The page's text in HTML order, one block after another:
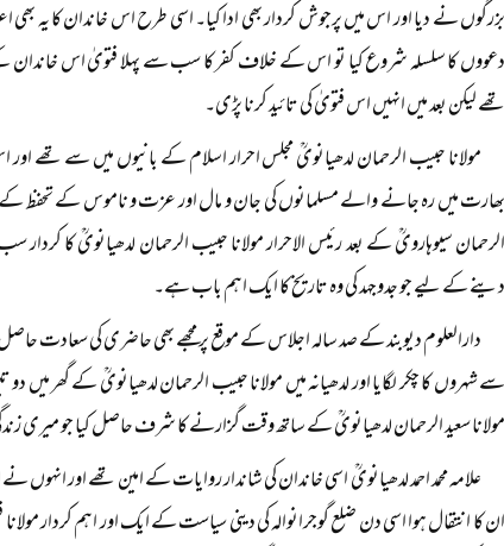
بزرگوں نے دیا اور اس میں پرجوش کردار بھی ادا کیا۔ اسی طرح اس خاندان کا یہ
دعووں کا سلسلہ شروع کیا تو اس کے خلاف کفر کا سب سے پہلا فتویٰ اس خاندان
تھے لیکن بعد میں انہیں اس فتویٰ کی تائید کرنا پڑی۔
مولانا حبیب الرحمان لدھیانویؒ مجلس احرار اسلام کے بانیوں میں سے تھے اور
بھارت میں رہ جانے والے مسلمانوں کی جان و مال اور عزت و ناموس کے تحفظ کے لیے
الرحمان سیوہارویؒ کے بعد رئیس الاحرار مولانا حبیب الرحمان لدھیانویؒ کا
دینے کے لیے جو جدوجہد کی وہ تاریخ کا ایک اہم باب ہے۔
دارالعلوم دیوبند کے صد سالہ اجلاس کے موقع پر مجھے بھی حاضری کی
سے شہروں کا چکر لگایا اور لدھیانہ میں مولانا حبیب الرحمان لدھیانویؒ کے گھر میں
مولانا سعید الرحمان لدھیانویؒ کے ساتھ وقت گزارنے کا شرف حاصل کیا جو میری
علامہ محمد احمد لدھیانویؒ اسی خاندان کی شاندار روایات کے امین تھے اور انہوں
ان کا انتقال ہوا اسی دن ضلع گوجرانوالہ کی دینی سیاست کے ایک اور اہم کردار